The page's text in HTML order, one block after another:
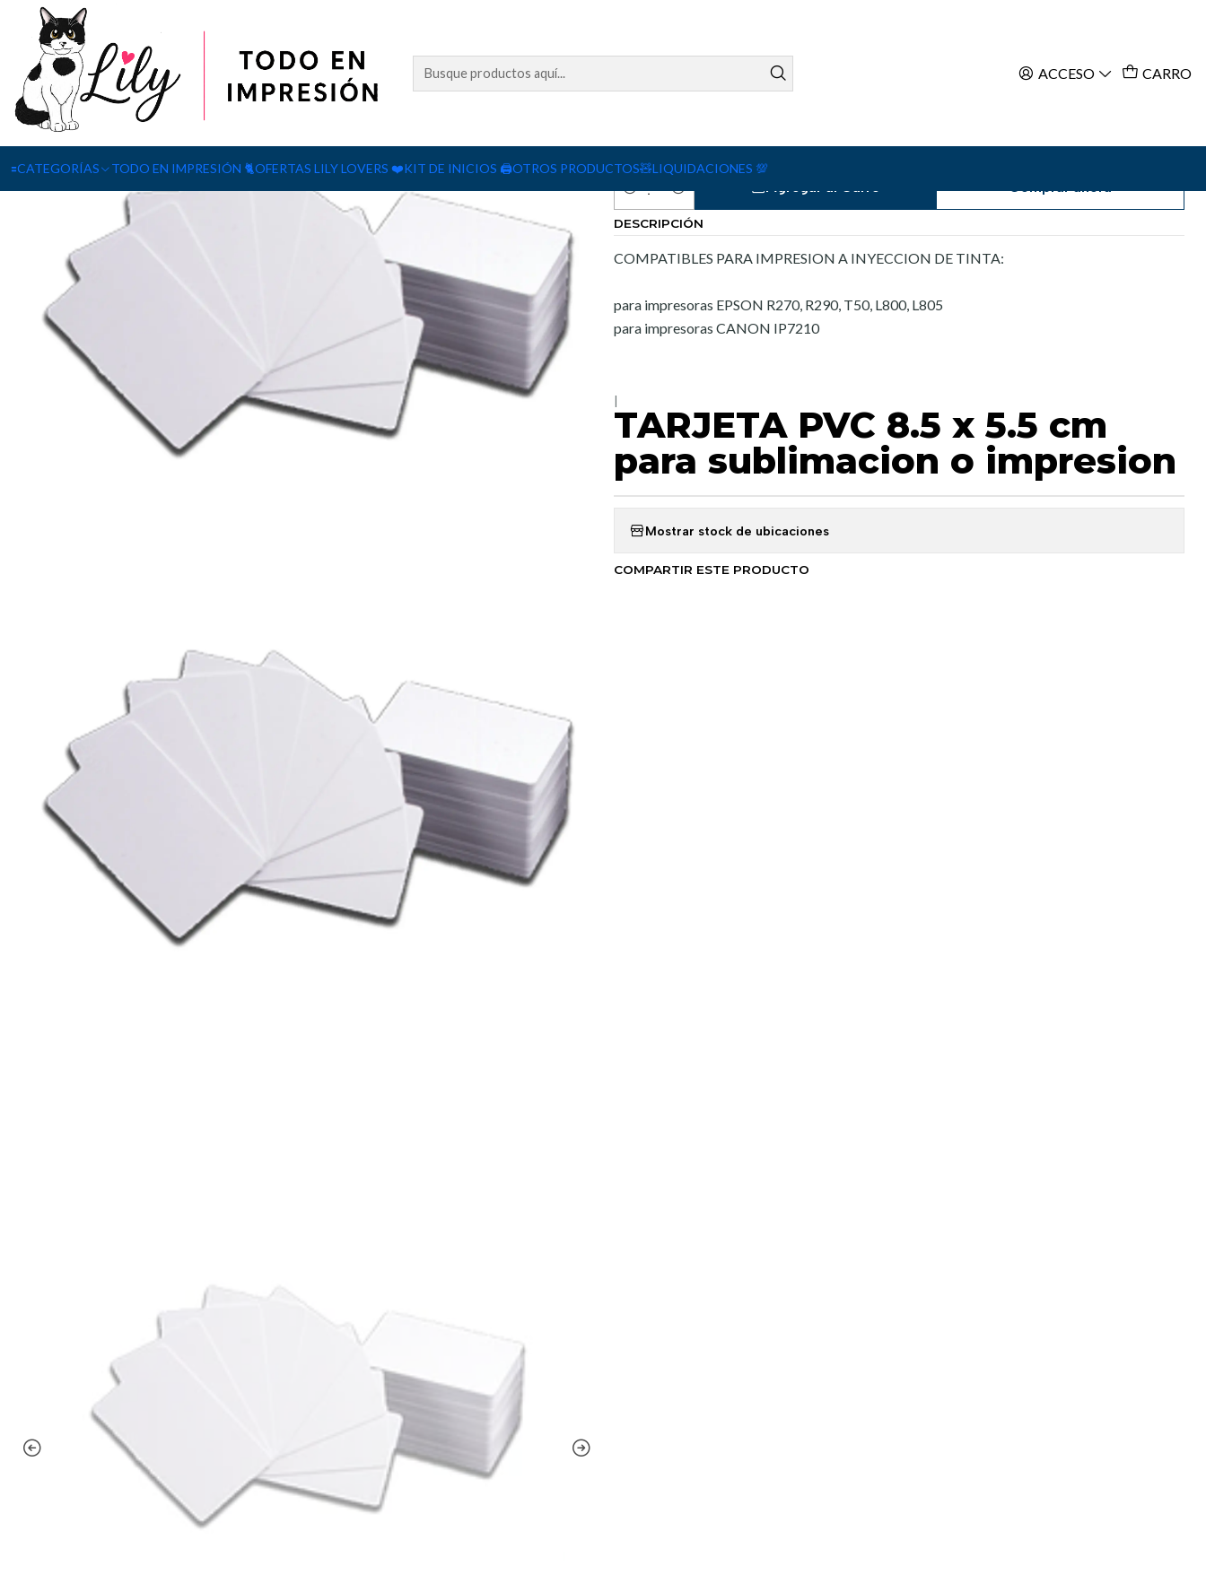
ACCESO CARRO
🟰CATEGORÍAS TODO EN IMPRESIÓN 🐈OFERTAS LILY LOVERS ❤️KIT DE INICIOS 🖨️OTROS PRODUCTOS🧸LIQUIDACIONES 💯
Inicio PAPELERÍA
Cantidad
Agregar al Carro Comprar ahora
DESCRIPCIÓN
COMPATIBLES PARA IMPRESION A INYECCION DE TINTA:
para impresoras EPSON R270, R290, T50, L800, L805
para impresoras CANON IP7210
TARJETA PVC 8.5 x 5.5 cm
para sublimacion o impresion
Mostrar stock de ubicaciones
COMPARTIR ESTE PRODUCTO